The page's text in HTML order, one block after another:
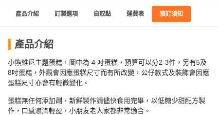
食
特
色
蛋
糕
花
束
朋
聚
會
慶
祝
生
日
動
略
劃
會
員
需
知
社
交
軟
件
產品介紹 訂製選項 自取點 運費表 預訂須知
產品介紹
小熊維尼主題蛋糕，圖中為 4 吋蛋糕，預算可以分2-3件，另有5及
8吋蛋糕， 外觀會因應蛋糕尺寸而有所改變，公仔款式及裝飾會因應
蛋糕尺寸亦會有輕微變化 。
蛋糕無任何添加劑，新鮮製作請儘快食用完畢，以低糖少甜配方製
作，口感濕潤輕盈，小朋友老人家都非常適合。